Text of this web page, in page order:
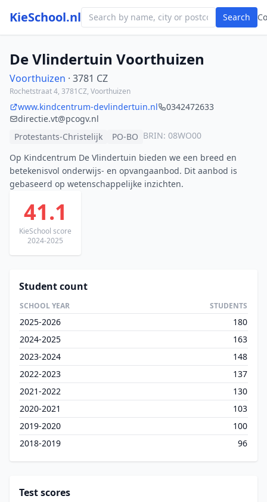
KieSchool.nl Search
De Vlindertuin Voorthuizen
Voorthuizen · 3781 CZ
Rochetstraat 4, 3781CZ, Voorthuizen
www.kindcentrum-devlindertuin.nl
0342472633
directie.vt@pcogv.nl
Protestants-Christelijk
PO-BO BRIN: 08WO00
Op Kindcentrum De Vlindertuin bieden we een breed en
betekenisvol onderwijs- en opvangaanbod. Dit aanbod is
gebaseerd op wetenschappelijke inzichten.
41.1
KieSchool score
2024-2025
Student count
SCHOOL YEAR STUDENTS
2025-2026
180
2024-2025
163
2023-2024
148
2022-2023
137
2021-2022
130
2020-2021
103
2019-2020
100
2018-2019
96
Test scores